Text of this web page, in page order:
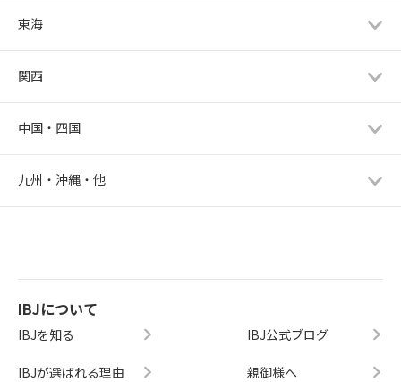
東海
関西
中国・四国
九州・沖縄・他
IBJについて
IBJを知る
IBJが選ばれる理由
IBJ公式ブログ
親御様へ